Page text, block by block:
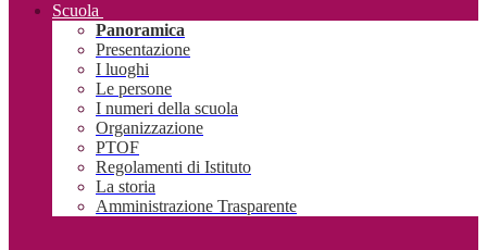
Scuola
Panoramica
Presentazione
I luoghi
Le persone
I numeri della scuola
Organizzazione
PTOF
Regolamenti di Istituto
La storia
Amministrazione Trasparente